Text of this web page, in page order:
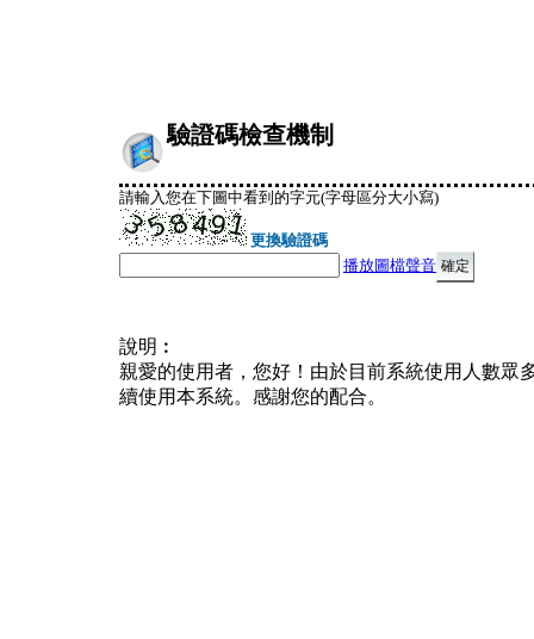
驗證碼檢查機制
請輸入您在下圖中看到的字元(字母區分大小寫)
更換驗證碼
播放圖檔聲音
說明︰
親愛的使用者，您好！由於目前系統使用人數眾
續使用本系統。感謝您的配合。